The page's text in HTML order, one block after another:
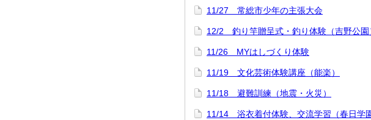
11/27 常総市少年の主張大会
12/2 釣り竿贈呈式・釣り体験（吉野公園
11/26 MYはしづくり体験
11/19 文化芸術体験講座（能楽）
11/18 避難訓練（地震・火災）
11/14 浴衣着付体験、交流学習（春日学